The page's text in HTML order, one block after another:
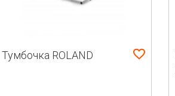
Тумбочка ROLAND